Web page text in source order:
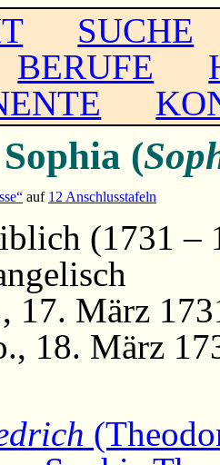
SUCHE
BERUFE
(
auf 12 Anschlusstafeln
(1731 –
17. März
18. März